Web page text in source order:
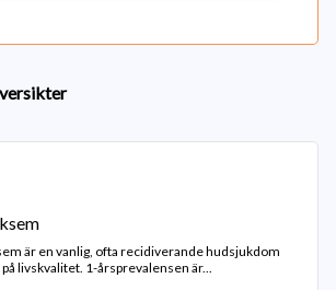
är en vanlig, ofta recidiverande hudsjukdom
livskvalitet. 1-årsprevalensen är...